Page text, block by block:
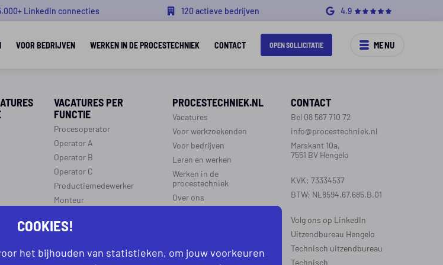
LinkedIn connecties 120 actieve bedrijven 4.9
VOOR BEDRIJVEN WERKEN IN DE PROCESTECHNIEK CONTACT OPEN SOLLICITATIE MENU
VACATURES PER
FUNCTIE
Procesoperator
Operator A
Operator B
Operator C
Productiemedewerker
Monteur
Aanmelden leren en werken
PROCESTECHNIEK.NL
Vacatures
Voor werkzoekenden
Voor bedrijven
Leren en werken
Werken in de
procestechniek
Over ons
REGIO’S WERKZAAM
CONTACT
Bel 08 587 710 72
info@procestechniek.nl
Marskant 10a,
7551 BV Hengelo
KVK: 73334537
BTW: NL8594.67.685.B.01
Volg ons op LinkedIn
Uitzendbureau Hengelo
Technisch uitzendbureau
Technisch
COOKIES!
het bijhouden van statistieken, om jouw voorkeuren